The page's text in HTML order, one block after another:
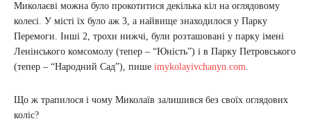
Миколаєві можна було прокотитися декілька кіл на оглядовому
колесі. У місті їх було аж 3, а найвище знаходилося у Парку
Перемоги. Інші 2, трохи нижчі, були розташовані у парку імені
Ленінського комсомолу (тепер – “Юність”) і в Парку Петровського
(тепер – “Народний Сад”), пише imykolayivchanyn.com
Що ж трапилося і чому Миколаїв залишився без своїх оглядових
коліс?